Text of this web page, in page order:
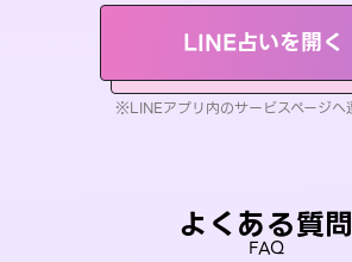
LINE占いを開く
※LINEアプリ内のサービスページへ
よくある質問
FAQ